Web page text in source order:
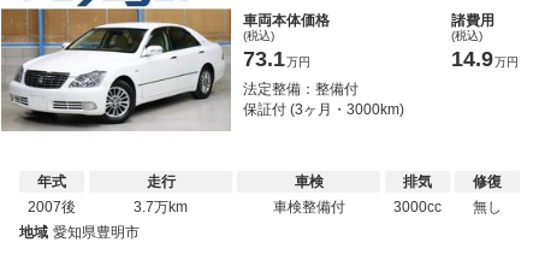
車両本体価格
(税込)
73.1万円
諸費用
(税込)
14.9万円
法定整備：整備付
保証付 (3ヶ月・3000km)
年式
2007後
走行
3.7万km
車検
車検整備付
排気
3000cc
修復
無し
地域 愛知県豊明市